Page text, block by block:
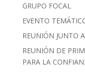
GRUPO FOCAL
EVENTO
REUNIÓN JUNTO
REUNIÓN DE
PARA LA